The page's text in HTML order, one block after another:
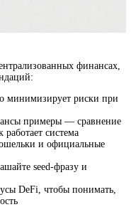
финансах,
минимизирует риски при
примеры — сравнение
система
и официальные
seed-фразу и
DeFi, чтобы понимать,